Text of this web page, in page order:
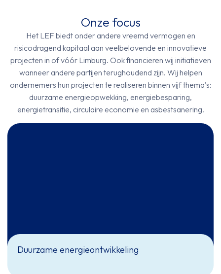
Onze focus
Het LEF biedt onder andere vreemd vermogen en
risicodragend kapitaal aan veelbelovende en innovatieve
projecten in of vóór Limburg. Ook financieren wij initiatieven
wanneer andere partijen terughoudend zijn. Wij helpen
ondernemers hun projecten te realiseren binnen vijf thema’s:
duurzame energieopwekking, energiebesparing,
energietransitie, circulaire economie en asbestsanering.
Duurzame energieontwikkeling